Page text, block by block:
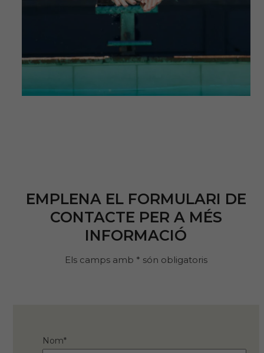
EMPLENA EL FORMULARI DE
CONTACTE PER A MÉS
INFORMACIÓ
Els camps amb * són obligatoris
Nom*